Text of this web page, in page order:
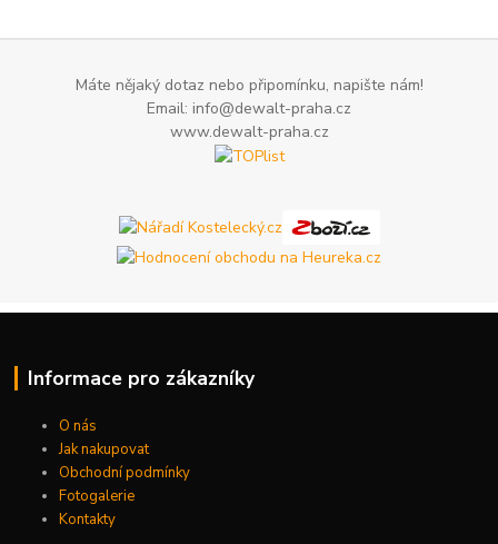
Máte nějaký dotaz nebo připomínku, napište nám!
Email: info@dewalt-praha.cz
www.dewalt-praha.cz
Informace pro zákazníky
O nás
Jak nakupovat
Obchodní podmínky
Fotogalerie
Kontakty